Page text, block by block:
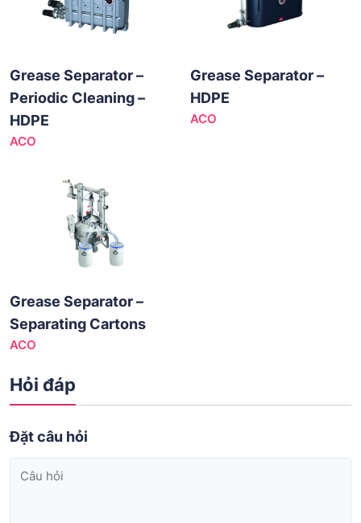
Grease Separator –
Periodic Cleaning –
HDPE
ACO
Grease Separator –
HDPE
ACO
Grease Separator –
Separating Cartons
ACO
Hỏi đáp
Đặt câu hỏi